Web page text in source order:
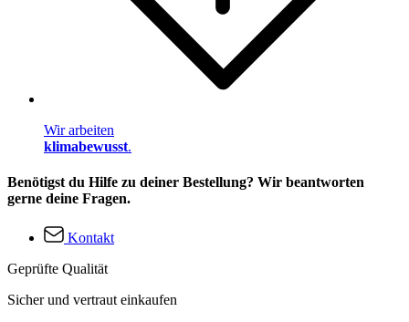
Wir arbeiten
klimabewusst.
Benötigst du Hilfe zu deiner Bestellung? Wir beantworten
gerne deine Fragen.
Kontakt
Geprüfte Qualität
Sicher und vertraut einkaufen